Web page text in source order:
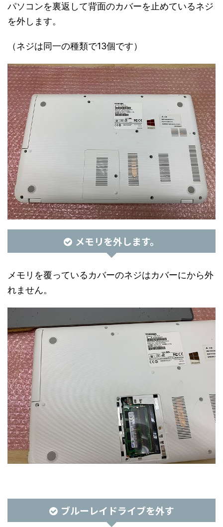
パソコンを裏返して背面のカバーを止めているネジ
を外します。
（ネジは同一の種類で13個です）
メモリを外します。
メモリを覆っているカバーのネジはカバーにから外
れません。
ブルーレイドライブを外す